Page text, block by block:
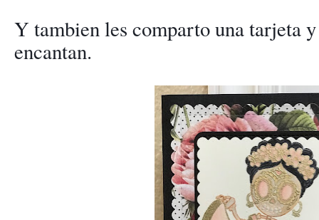
Y tambien les comparto una tarjeta
encantan.